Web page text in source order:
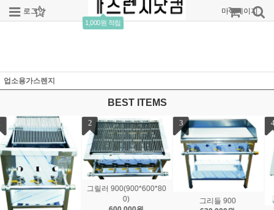
로그인 회원가입
1,000원 적립
주문조회 마이페이지
업소용가스렌지
BEST ITEMS